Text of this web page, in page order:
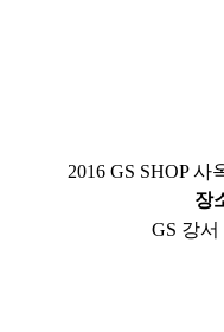
2016 GS SHOP 사
장
GS 강서